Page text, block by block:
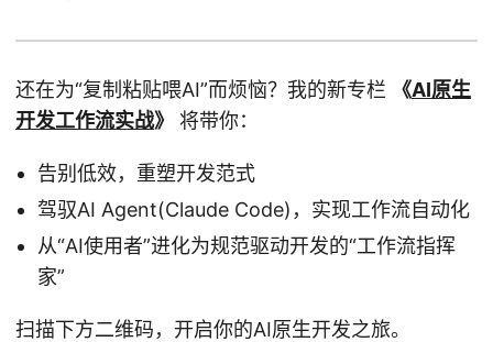
还在为“复制粘贴喂AI”而烦恼？我的新专栏 《AI原生
开发工作流实战》 将带你：
告别低效，重塑开发范式
驾驭AI Agent(Claude Code)，实现工作流自动化
从“AI使用者”进化为规范驱动开发的“工作流指挥
家”
扫描下方二维码，开启你的AI原生开发之旅。